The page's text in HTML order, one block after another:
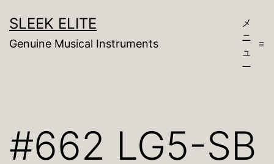
ン
テ
キ
SLEEK ELITE
Genuine Musical Instruments
メ
ニ
ュ
ー
#662 LG5-SB